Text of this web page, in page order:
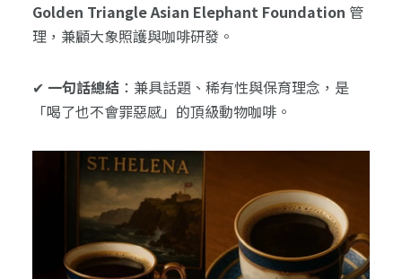
Golden Triangle Asian Elephant Foundation 管
理，兼顧大象照護與咖啡研發。
✔ 一句話總結：兼具話題、稀有性與保育理念，是
「喝了也不會罪惡感」的頂級動物咖啡。